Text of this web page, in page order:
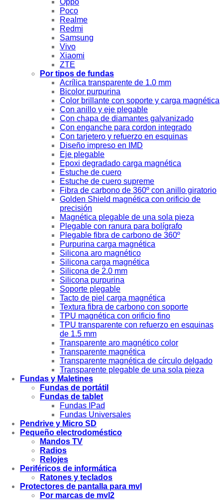
Poco
Realme
Redmi
Samsung
Vivo
Xiaomi
ZTE
Por tipos de fundas
Acrílica transparente de 1.0 mm
Bicolor purpurina
Color brillante con soporte y carga magnética
Con anillo y eje plegable
Con chapa de diamantes galvanizado
Con enganche para cordon integrado
Con tarjetero y refuerzo en esquinas
Diseño impreso en IMD
Eje plegable
Epoxi degradado carga magnética
Estuche de cuero
Estuche de cuero supreme
Fibra de carbono de 360º con anillo giratorio
Golden Shield magnética con orificio de
precisión
Magnética plegable de una sola pieza
Plegable con ranura para bolígrafo
Plegable fibra de carbono de 360º
Purpurina carga magnética
Silicona aro magnético
Silicona carga magnética
Silicona de 2.0 mm
Silicona purpurina
Soporte plegable
Tacto de piel carga magnética
Textura fibra de carbono con soporte
TPU magnética con orificio fino
TPU transparente con refuerzo en esquinas
de 1.5 mm
Transparente aro magnético color
Transparente magnética
Transparente magnética de círculo delgado
Transparente plegable de una sola pieza
Fundas y Maletines
Fundas de portátil
Fundas de tablet
Fundas IPad
Fundas Universales
Pendrive y Micro SD
Pequeño electrodoméstico
Mandos TV
Radios
Relojes
Periféricos de informática
Ratones y teclados
Protectores de pantalla para mvl
Por marcas de mvl2